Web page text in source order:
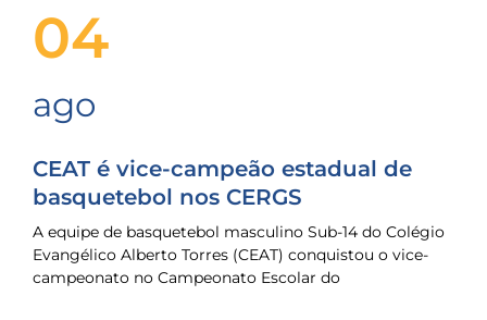
04
ago
CEAT é vice-campeão estadual de
basquetebol nos CERGS
A equipe de basquetebol masculino Sub-14 do Colégio
Evangélico Alberto Torres (CEAT) conquistou o vice-
campeonato no Campeonato Escolar do